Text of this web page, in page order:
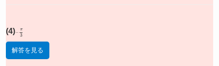
(4) π3
解答を見る